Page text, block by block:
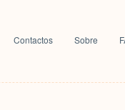
Contactos Sobre